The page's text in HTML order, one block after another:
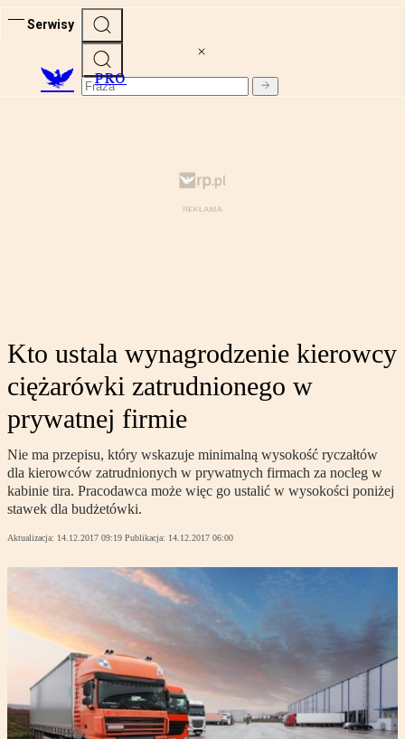
Serwisy
PRO
Kto ustala wynagrodzenie kierowcy
ciężarówki zatrudnionego w
prywatnej firmie
Nie ma przepisu, który wskazuje minimalną wysokość ryczałtów
dla kierowców zatrudnionych w prywatnych firmach za nocleg w
kabinie tira. Pracodawca może więc go ustalić w wysokości poniżej
stawek dla budżetówki.
Aktualizacja: 14.12.2017 09:19 Publikacja: 14.12.2017 06:00